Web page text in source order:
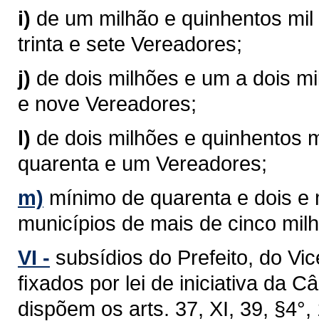
i) de um milhão e quinhentos
trinta e sete Vereadores;
j) de dois milhões e um a dois
e nove Vereadores;
l) de dois milhões e quinhentos
quarenta e um Vereadores;
m) mínimo de quarenta e dois
municípios de mais de cinco
VI - subsídios do Prefeito, do
ﬁxados por lei de iniciativa da
dispõem os arts. 37, XI, 39,